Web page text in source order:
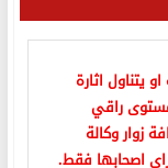
يتناول اثارة
راقي
زوار وكالة
راي اصحابها فقط.